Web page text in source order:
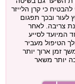
כי קרן הלייזר
ובכך תפגום
צריבה. לאחר
המיועד לסייע
הטיפול מעביר
זמן ארוך יותר
יותר משאר